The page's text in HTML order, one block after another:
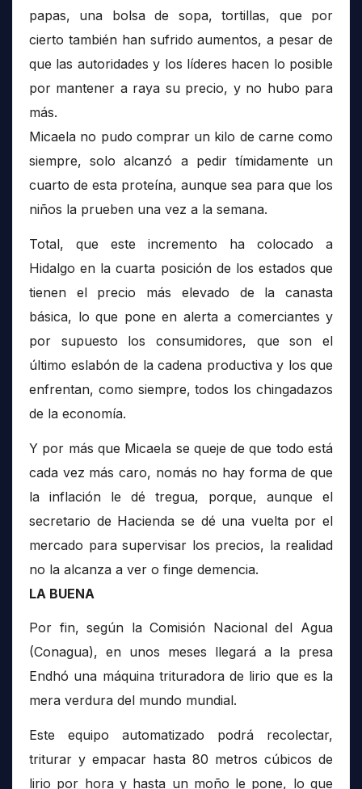
papas, una bolsa de sopa, tortillas, que por
cierto también han sufrido aumentos, a pesar de
que las autoridades y los líderes hacen lo posible
por mantener a raya su precio, y no hubo para
más.
Micaela no pudo comprar un kilo de carne como
siempre, solo alcanzó a pedir tímidamente un
cuarto de esta proteína, aunque sea para que los
niños la prueben una vez a la semana.
Total, que este incremento ha colocado a
Hidalgo en la cuarta posición de los estados que
tienen el precio más elevado de la canasta
básica, lo que pone en alerta a comerciantes y
por supuesto los consumidores, que son el
último eslabón de la cadena productiva y los que
enfrentan, como siempre, todos los chingadazos
de la economía.
Y por más que Micaela se queje de que todo está
cada vez más caro, nomás no hay forma de que
la inflación le dé tregua, porque, aunque el
secretario de Hacienda se dé una vuelta por el
mercado para supervisar los precios, la realidad
no la alcanza a ver o finge demencia.
LA BUENA
Por fin, según la Comisión Nacional del Agua
(Conagua), en unos meses llegará a la presa
Endhó una máquina trituradora de lirio que es la
mera verdura del mundo mundial.
Este equipo automatizado podrá recolectar,
triturar y empacar hasta 80 metros cúbicos de
lirio por hora y hasta un moño le pone, lo que